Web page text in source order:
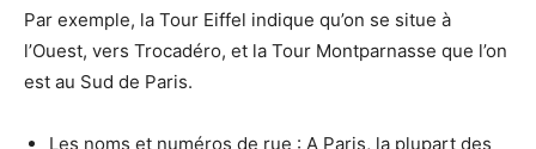
Par exemple, la Tour Eiffel indique qu’on se situe à
l’Ouest, vers Trocadéro, et la Tour Montparnasse que l’on
est au Sud de Paris.
Les noms et numéros de rue : A Paris, la plupart des